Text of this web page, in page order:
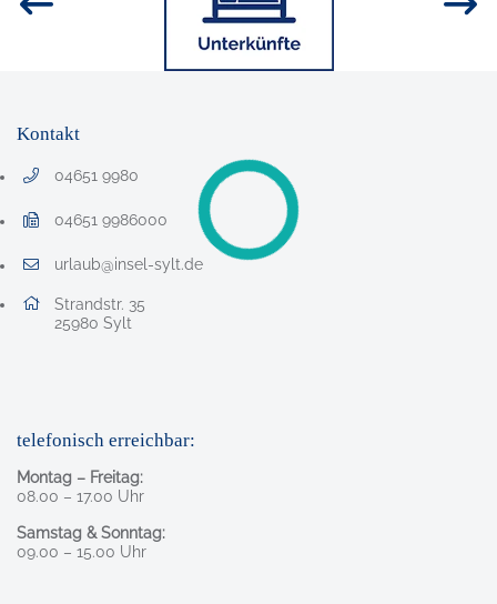
Bild
Kontakt
04651 9980
Telefonnummer: 0 4 6 5 1 9 9 8 0
04651 9986000
Faxnummer: 0 4 6 5 1 9 9 8 6 0 0 0
urlaub@insel-sylt.de
E-Mail Adresse: urlaub@insel-sylt.de
Adresse:
Strandstr. 35
25980 , 2 5 9 8 0
Sylt
telefonisch erreichbar:
Montag – Freitag:
08.00 – 17.00 Uhr
Samstag & Sonntag:
09.00 – 15.00 Uhr